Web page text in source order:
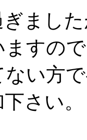
まし
ますの
い方
さい。